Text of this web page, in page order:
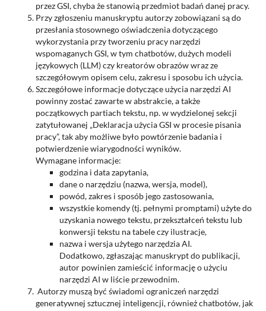
przez GSI, chyba że stanowią przedmiot badań danej pracy.
Przy zgłoszeniu manuskryptu autorzy zobowiązani są do
przesłania stosownego oświadczenia dotyczącego
wykorzystania przy tworzeniu pracy narzędzi
wspomaganych GSI, w tym chatbotów, dużych modeli
językowych (LLM) czy kreatorów obrazów wraz ze
szczegółowym opisem celu, zakresu i sposobu ich użycia.
Szczegółowe informacje dotyczące użycia narzędzi AI
powinny zostać zawarte w abstrakcie, a także
początkowych partiach tekstu, np. w wydzielonej sekcji
zatytułowanej „Deklaracja użycia GSI w procesie pisania
pracy”, tak aby możliwe było powtórzenie badania i
potwierdzenie wiarygodności wyników.
Wymagane informacje:
godzina i data zapytania,
dane o narzędziu (nazwa, wersja, model),
powód, zakres i sposób jego zastosowania,
wszystkie komendy (tj. pełnymi promptami) użyte do
uzyskania nowego tekstu, przekształceń tekstu lub
konwersji tekstu na tabele czy ilustracje,
nazwa i wersja użytego narzędzia AI.
Dodatkowo, zgłaszając manuskrypt do publikacji,
autor powinien zamieścić informację o użyciu
narzędzi AI w liście przewodnim.
Autorzy muszą być świadomi ograniczeń narzędzi
generatywnej sztucznej inteligencji, również chatbotów, jak